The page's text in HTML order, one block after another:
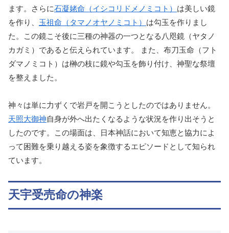
ます。さらに石凝姥命（イシコリドメノミコト） は美しい鏡
を作り、 玉祖命（タマノオヤノミコト） は勾玉を作りまし
た。この鏡こそ後に三種の神器の一つとなる八咫鏡（ヤタノ
カガミ）であると伝えられています。 また、布刀玉命（フト
ダマノミコト）は榊の枝に鏡や勾玉を飾り付け、神聖な祭壇
を整えました。
神々は単に力ずくで岩戸を開こうとしたのではありません。
天照大御神自身が外へ出たくなるような状況を作り出そうと
したのです。この場面は、日本神話において知恵と協力によ
って困難を乗り越える姿を象徴するエピソードとして知られ
ています。
天宇受売命の神楽